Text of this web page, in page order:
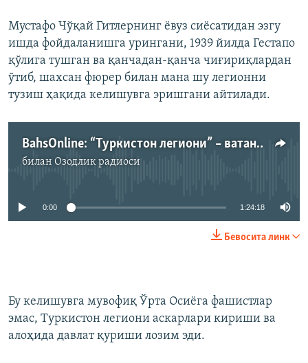
Мустафо Чўқай Гитлернинг ёвуз сиёсатидан эзгу
ишда фойдаланишга урингани, 1939 йилда Гестапо
қўлига тушган ва қанчадан-қанча чиғириқлардан
ўтиб, шахсан фюрер билан мана шу легионни
тузиш ҳақида келишувга эришгани айтилади.
BahsOnline: “Туркистон легиони” – ватанпарварлик ёки хоинлик?
билан Озодлик радиоси
Айни дамда медиа-манба мавжуд эмас
0:00 1:24:18
Бевосита линк
Бу келишувга мувофиқ Ўрта Осиёга фашистлар
эмас, Туркистон легиони аскарлари кириши ва
алоҳида давлат қуриши лозим эди.